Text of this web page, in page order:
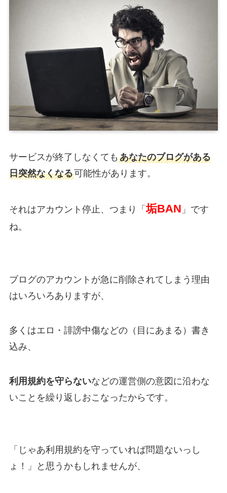
サービスが終了しなくても あなたのブログがある
日突然なくなる可能性があります。
それはアカウント停止、つまり「垢BAN 」です
ね。
ブログのアカウントが急に削除されてしまう理由
はいろいろありますが、
多くはエロ・誹謗中傷などの（目にあまる）書き
込み、
利用規約を守らないなどの運営側の意図に沿わな
いことを繰り返しおこなったからです。
「じゃあ利用規約を守っていれば問題ないっし
ょ！」と思うかもしれませんが、